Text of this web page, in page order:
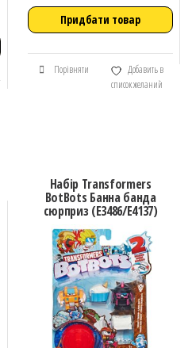
Придбати товар
Порівняти
Добавить в
список желаний
Набір Transformers
BotBots Банна банда
сюрприз (E3486/E4137)